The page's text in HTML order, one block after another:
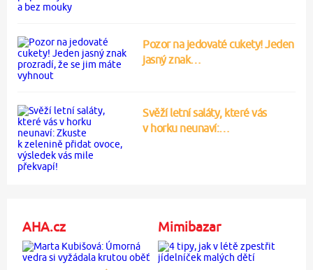
Pozor na jedovaté cukety! Jeden
jasný znak…
Svěží letní saláty, které vás
v horku neunaví:…
AHA.cz Mimibazar